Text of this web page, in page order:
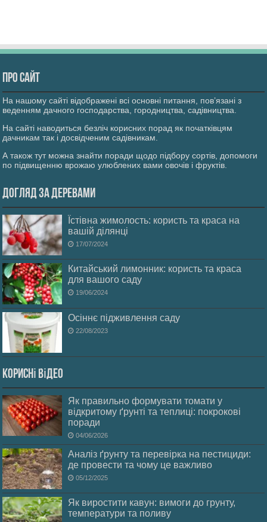
Про сайт
На нашому сайті відображені всі основні питання, пов’язані з
веденням дачного господарства, городництва, садівництва.
На сайті наводиться безліч корисних порад як початківцям
дачникам так і досвідченим садівникам.
А також тут можна знайти поради щодо підбору сортів, допомоги
по підвищенню врожаю улюблених вами овочів і фруктів.
Догляд за деревами
Їстівна жимолость: користь та краса на
вашій ділянці
17/07/2024
Китайський лимонник: користь та краса
для вашого саду
19/06/2024
Осіннє підживлення саду
22/08/2023
Корисні відео
Як правильно формувати томати у
відкритому ґрунті та теплиці: покрокові
поради
04/06/2026
Аналіз ґрунту та перевірка на пестициди:
де провести та чому це важливо
05/12/2025
Як виростити кавун: вимоги до грунту,
температури та поливу